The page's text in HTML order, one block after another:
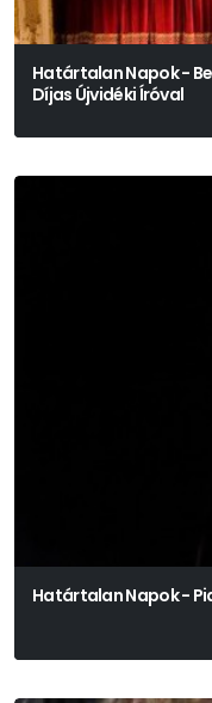
Határtalan Napok -
Díjas Újvidéki Íróval
Határtalan Napok -